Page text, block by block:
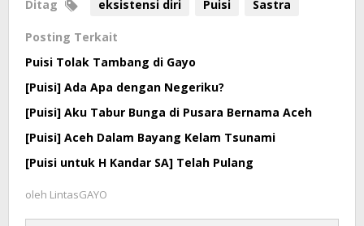
Ditag eksistensi diri Puisi Sastra
Posting Terkait
Puisi Tolak Tambang di Gayo
[Puisi] Ada Apa dengan Negeriku?
[Puisi] Aku Tabur Bunga di Pusara Bernama Aceh
[Puisi] Aceh Dalam Bayang Kelam Tsunami
[Puisi untuk H Kandar SA] Telah Pulang
oleh LintasGAYO